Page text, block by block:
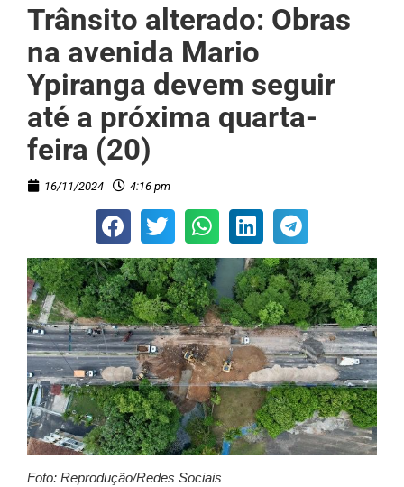
Trânsito alterado: Obras
na avenida Mario
Ypiranga devem seguir
até a próxima quarta-
feira (20)
16/11/2024 4:16 pm
Foto: Reprodução/Redes Sociais